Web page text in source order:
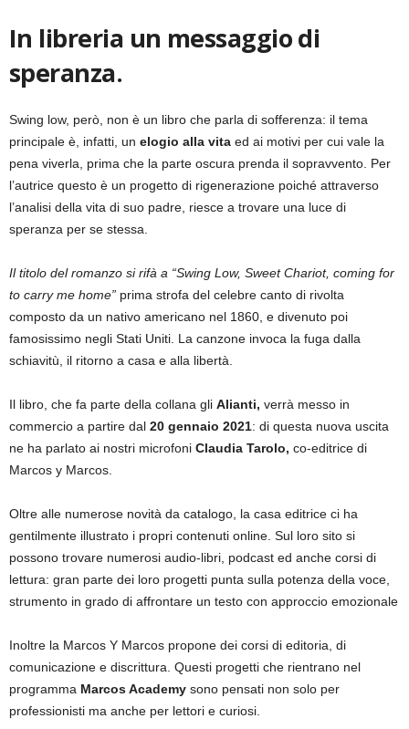
In libreria un messaggio di
speranza.
Swing low, però, non è un libro che parla di sofferenza: il tema
principale è, infatti, un elogio alla vita ed ai motivi per cui vale la
pena viverla, prima che la parte oscura prenda il sopravvento. Per
l’autrice questo è un progetto di rigenerazione poiché attraverso
l’analisi della vita di suo padre, riesce a trovare una luce di
speranza per se stessa.
Il titolo del romanzo si rifà a “Swing Low, Sweet Chariot, coming for
to carry me home” prima strofa del celebre canto di rivolta
composto da un nativo americano nel 1860, e divenuto poi
famosissimo negli Stati Uniti. La canzone invoca la fuga dalla
schiavitù, il ritorno a casa e alla libertà.
Il libro, che fa parte della collana gli Alianti, verrà messo in
commercio a partire dal 20 gennaio 2021: di questa nuova uscita
ne ha parlato ai nostri microfoni Claudia Tarolo, co-editrice di
Marcos y Marcos.
Oltre alle numerose novità da catalogo, la casa editrice ci ha
gentilmente illustrato i propri contenuti online. Sul loro sito si
possono trovare numerosi audio-libri, podcast ed anche corsi di
lettura: gran parte dei loro progetti punta sulla potenza della voce,
strumento in grado di affrontare un testo con approccio emozionale
Inoltre la Marcos Y Marcos propone dei corsi di editoria, di
comunicazione e discrittura. Questi progetti che rientrano nel
programma Marcos Academy sono pensati non solo per
professionisti ma anche per lettori e curiosi.